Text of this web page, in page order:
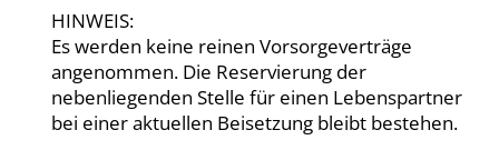
HINWEIS:
Es werden keine reinen Vorsorgeverträge
angenommen. Die Reservierung der
nebenliegenden Stelle für einen Lebenspartner
bei einer aktuellen Beisetzung bleibt bestehen.